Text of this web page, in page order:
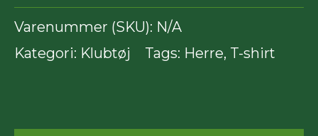
Varenummer (SKU): N/A
Kategori: Klubtøj Tags: Herre, T-shirt